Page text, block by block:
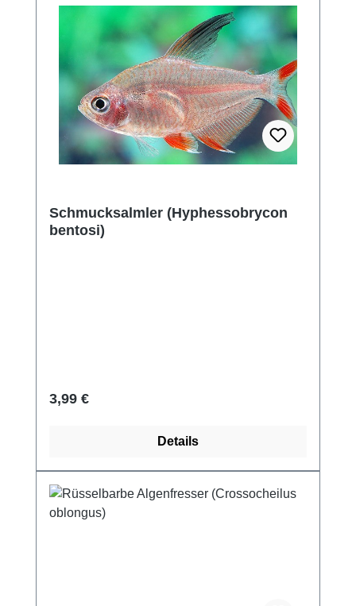
Schmucksalmler (Hyphessobrycon
bentosi)
Regulärer Preis:
3,99 €
Details